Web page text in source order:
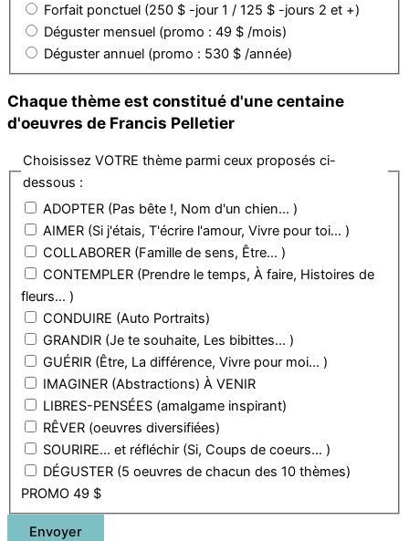
Forfait ponctuel (250 $ -jour 1 / 125 $ -jours 2 et +)
Déguster mensuel (promo : 49 $ /mois)
Déguster annuel (promo : 530 $ /année)
Chaque thème est constitué d'une centaine
d'oeuvres de Francis Pelletier
Choisissez VOTRE thème parmi ceux proposés ci-
dessous :
ADOPTER (Pas bête !, Nom d'un chien... )
AIMER (Si j'étais, T'écrire l'amour, Vivre pour toi... )
COLLABORER (Famille de sens, Être... )
CONTEMPLER (Prendre le temps, À faire, Histoires de
fleurs... )
CONDUIRE (Auto Portraits)
GRANDIR (Je te souhaite, Les bibittes... )
GUÉRIR (Être, La différence, Vivre pour moi... )
IMAGINER (Abstractions) À VENIR
LIBRES-PENSÉES (amalgame inspirant)
RÊVER (oeuvres diversifiées)
SOURIRE... et réfléchir (Si, Coups de coeurs... )
DÉGUSTER (5 oeuvres de chacun des 10 thèmes)
PROMO 49 $
Envoyer